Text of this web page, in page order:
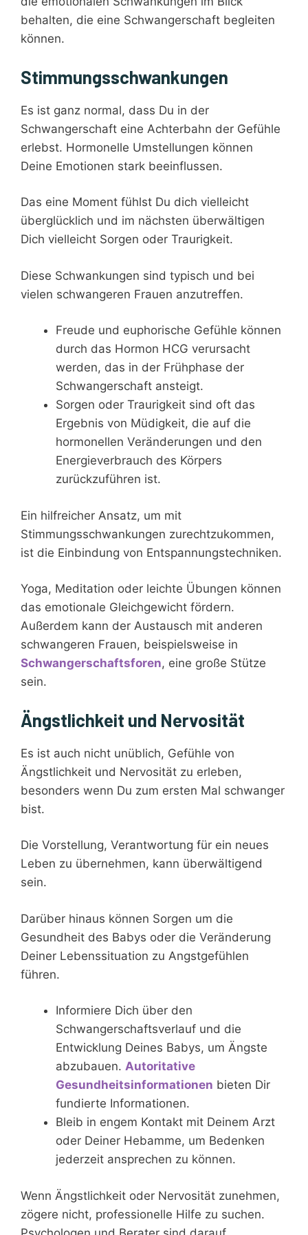
behalten, die eine Schwangerschaft begleiten
können.
Stimmungsschwankungen
Es ist ganz normal, dass Du in der
Schwangerschaft eine Achterbahn der Gefühle
erlebst. Hormonelle Umstellungen können
Deine Emotionen stark beeinflussen.
Das eine Moment fühlst Du dich vielleicht
überglücklich und im nächsten überwältigen
Dich vielleicht Sorgen oder Traurigkeit.
Diese Schwankungen sind typisch und bei
vielen schwangeren Frauen anzutreffen.
Freude und euphorische Gefühle können
durch das Hormon HCG verursacht
werden, das in der Frühphase der
Schwangerschaft ansteigt.
Sorgen oder Traurigkeit sind oft das
Ergebnis von Müdigkeit, die auf die
hormonellen Veränderungen und den
Energieverbrauch des Körpers
zurückzuführen ist.
Ein hilfreicher Ansatz, um mit
Stimmungsschwankungen zurechtzukommen,
ist die Einbindung von Entspannungstechniken.
Yoga, Meditation oder leichte Übungen können
das emotionale Gleichgewicht fördern.
Außerdem kann der Austausch mit anderen
schwangeren Frauen, beispielsweise in
Schwangerschaftsforen, eine große Stütze
sein.
Ängstlichkeit und Nervosität
Es ist auch nicht unüblich, Gefühle von
Ängstlichkeit und Nervosität zu erleben,
besonders wenn Du zum ersten Mal schwanger
bist.
Die Vorstellung, Verantwortung für ein neues
Leben zu übernehmen, kann überwältigend
sein.
Darüber hinaus können Sorgen um die
Gesundheit des Babys oder die Veränderung
Deiner Lebenssituation zu Angstgefühlen
führen.
Informiere Dich über den
Schwangerschaftsverlauf und die
Entwicklung Deines Babys, um Ängste
abzubauen. Autoritative
Gesundheitsinformationen bieten Dir
fundierte Informationen.
Bleib in engem Kontakt mit Deinem Arzt
oder Deiner Hebamme, um Bedenken
jederzeit ansprechen zu können.
Wenn Ängstlichkeit oder Nervosität zunehmen,
zögere nicht, professionelle Hilfe zu suchen.